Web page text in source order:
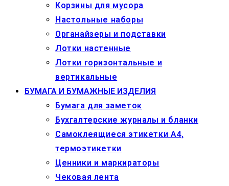
Корзины для мусора
Настольные наборы
Органайзеры и подставки
Лотки настенные
Лотки горизонтальные и
вертикальные
БУМАГА И БУМАЖНЫЕ ИЗДЕЛИЯ
Бумага для заметок
Бухгалтерские журналы и бланки
Самоклеящиеся этикетки А4,
термоэтикетки
Ценники и маркираторы
Чековая лента